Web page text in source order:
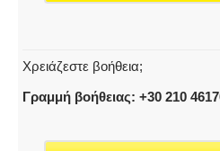
Χρειάζεστε βοήθεια;
Γραμμή βοήθειας: +30 210